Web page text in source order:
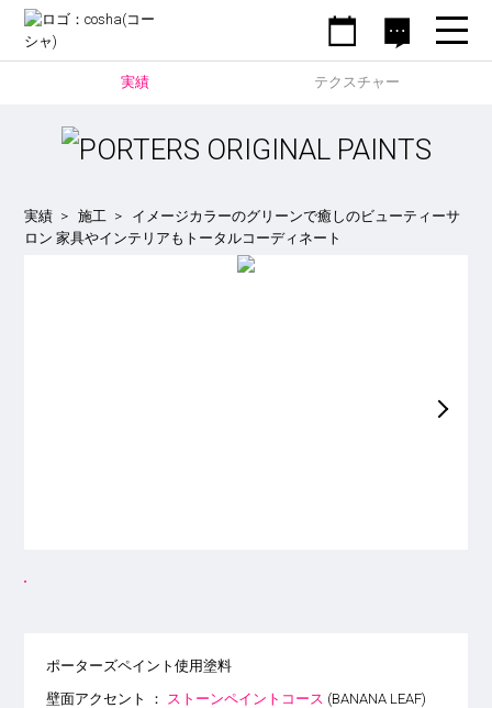
実績 テクスチャー
実績 施工
イメージカラーのグリーンで癒しのビューティーサ
ロン 家具やインテリアもトータルコーディネート
ポーターズペイント使用塗料
壁面アクセント ： ストーンペイントコース (BANANA LEAF)